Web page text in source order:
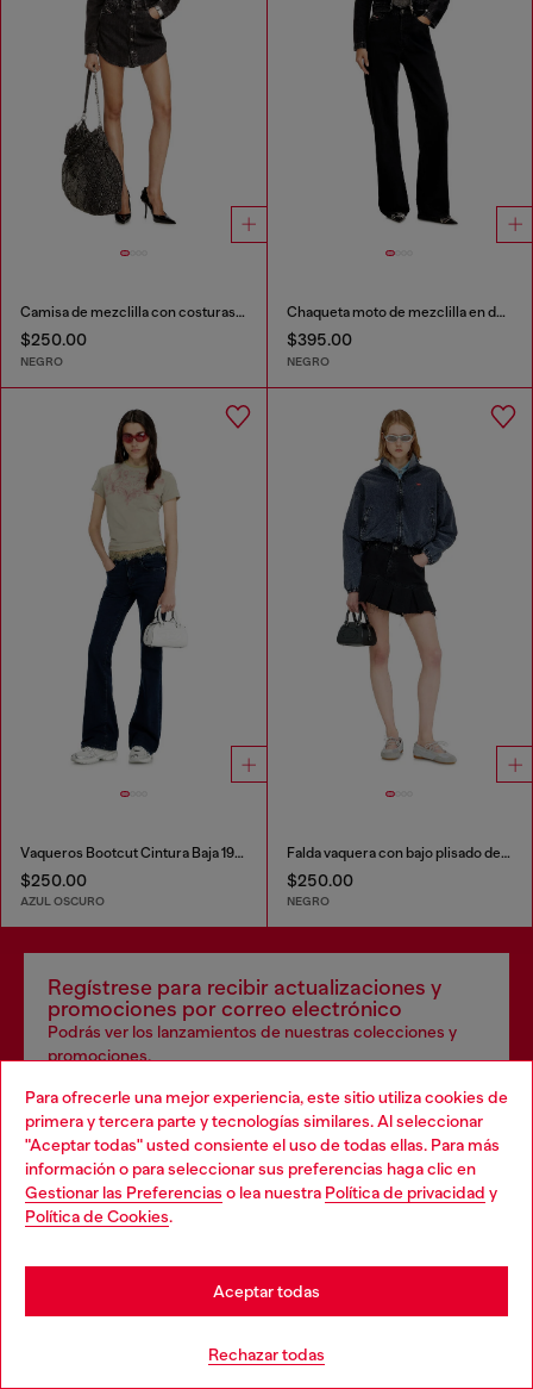
Para ofrecerle una mejor experiencia, este sitio utiliza cookies de
primera y tercera parte y tecnologías similares. Al seleccionar
"Aceptar todas" usted consiente el uso de todas ellas. Para más
información o para seleccionar sus preferencias haga clic en
Gestionar las Preferencias o lea nuestra Política de privacidad y
Política de Cookies.
Rechazar todas
Aceptar todas
Camisa de mezclilla con costuras contrastantes
$250.00
NEGRO
Chaqueta moto de mezclilla en denim de lavado oscuro
$395.00
NEGRO
Vaqueros Bootcut Cintura Baja 1969 D-Ebbey
$250.00
AZUL OSCURO
Falda vaquera con bajo plisado deshilachado
$250.00
NEGRO
Regístrese para recibir actualizaciones y
promociones por correo electrónico
Podrás ver los lanzamientos de nuestras colecciones y
promociones.
Dirección de correo electrónico*
Hombres Mujeres No especificado